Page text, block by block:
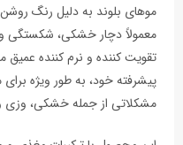
موهای بلوند به دلیل رنگ
معمولاً دچار خشکی،
تقویت کننده و نرم کننده عمیق
پیشرفته خود، به طور ویژه
مشکلاتی از جمله خشکی، وزی